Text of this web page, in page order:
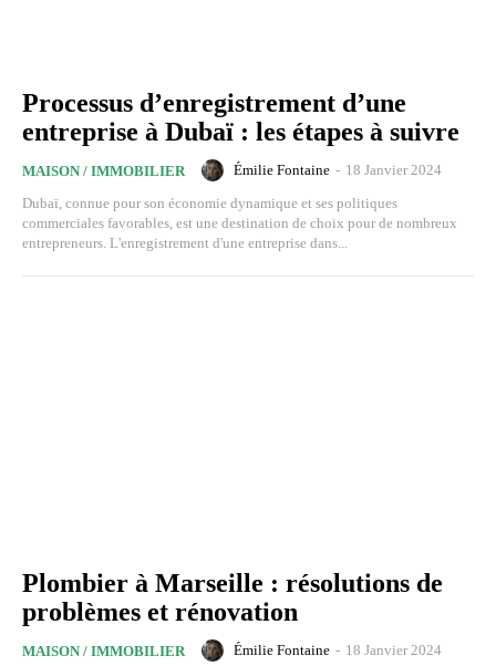
Processus d’enregistrement d’une
entreprise à Dubaï : les étapes à suivre
MAISON / IMMOBILIER Émilie Fontaine - 18 Janvier 2024
Dubaï, connue pour son économie dynamique et ses politiques
commerciales favorables, est une destination de choix pour de nombreux
entrepreneurs. L'enregistrement d'une entreprise dans...
Plombier à Marseille : résolutions de
problèmes et rénovation
MAISON / IMMOBILIER Émilie Fontaine - 18 Janvier 2024